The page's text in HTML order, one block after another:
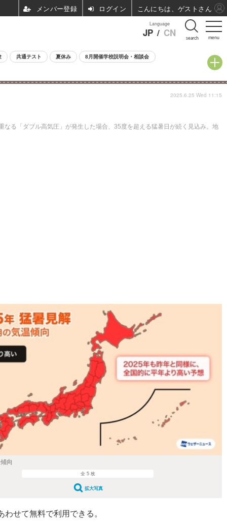
menu
Language
JP / CN search
共通テスト 夏休み 8月開催学校説明会・相談会
る「ダブル高気圧」が発生した場合、35度を超える猛暑日が続く見込み。地
2025.6.25 Wed 11:15
向
全 5 枚
拡大写真
せて無料で利用できる。
ログイン こんにちは、ゲストさん